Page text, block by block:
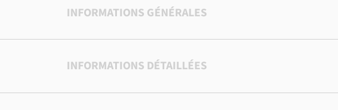
INFORMATIONS GÉNÉRALES
INFORMATIONS DÉTAILLÉES